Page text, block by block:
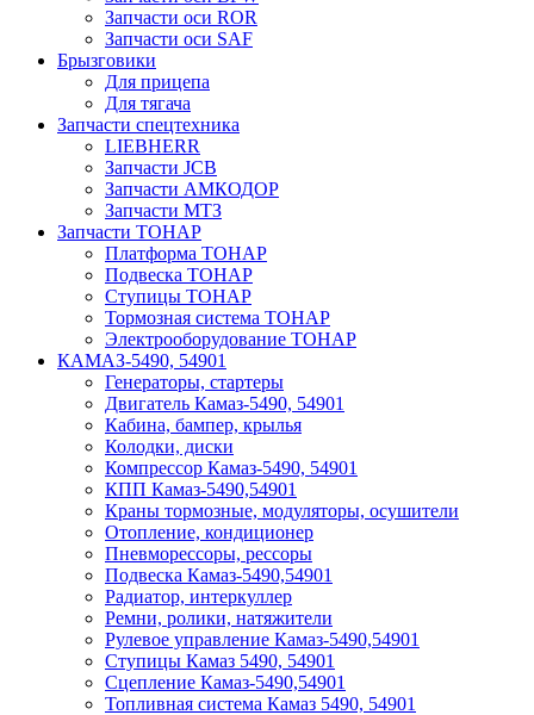
Запчасти оси ROR
Запчасти оси SAF
Брызговики
Для прицепа
Для тягача
Запчасти спецтехника
LIEBHERR
Запчасти JCB
Запчасти АМКОДОР
Запчасти МТЗ
Запчасти ТОНАР
Платформа ТОНАР
Подвеска ТОНАР
Ступицы ТОНАР
Тормозная система ТОНАР
Электрооборудование ТОНАР
КАМАЗ-5490, 54901
Генераторы, стартеры
Двигатель Камаз-5490, 54901
Кабина, бампер, крылья
Колодки, диски
Компрессор Камаз-5490, 54901
КПП Камаз-5490,54901
Краны тормозные, модуляторы, осушители
Отопление, кондиционер
Пневморессоры, рессоры
Подвеска Камаз-5490,54901
Радиатор, интеркуллер
Ремни, ролики, натяжители
Рулевое управление Камаз-5490,54901
Ступицы Камаз 5490, 54901
Сцепление Камаз-5490,54901
Топливная система Камаз 5490, 54901